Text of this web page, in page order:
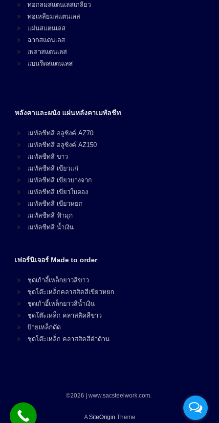
ท่อกลมสแตนเลสเกลียว
ท่อเหลียมสแตนเลส
แผ่นสแตนเลส
ฉากสแตนเลส
เพลาสแตนเลส
แบนรีดสแตนเลส
หลังคาและผนัง แผ่นหลังคาเมทัลชีท
เมทัลชีทสี อลูซิงค์ AZ70
เมทัลชีทสี อลูซิงค์ AZ150
เมทัลชีทสี ขาว
เมทัลชีทสี เขียวแก่
เมทัลชีทสี เขียวบางจาก
เมทัลชีทสี เขียวใบตอง
เมทัลชีทสี เขียวหยก
เมทัลชีทสี ฟ้ามุก
เมทัลชีทสี น้ำเงิน
เฟอร์นิเจอร์ Made to order
ชุดเก้าอี้เหล็กยาวสีขาว
ชุดโต๊ะเหล็กคลาสสิคสีเขียวหยก
ชุดเก้าอี้เหล็กยาวสีน้ำเงิน
ชุดโต๊ะเหล็ก คลาสสิคสีขาว
ป้ายเหล็กดัด
ชุดโต๊ะเหล็ก คลาสสิคสีดำด้าน
©2026 | www.sacsteelwork.com.
ASiteOrigin Theme